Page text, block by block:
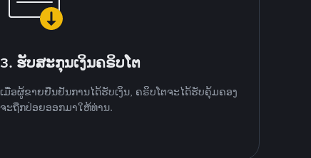
3. ຮັບສະກຸນເງິນຄຣິບໂຕ
ເມື່ອຜູ້ຂາຍຢືນຢັນການໄດ້ຮັບເງິນ, ຄຣິບໂຕຈະໄດ້ຮັບຄຸ້ມຄອງ
ຈະຖືກປ່ອຍອອກມາໃຫ້ທ່ານ.